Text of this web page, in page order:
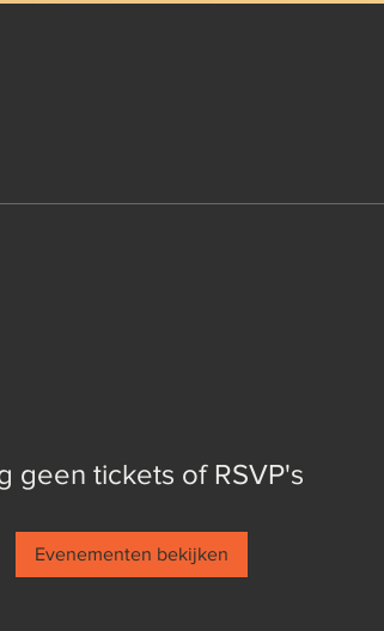
geen tickets of RSVP's
Evenementen bekijken